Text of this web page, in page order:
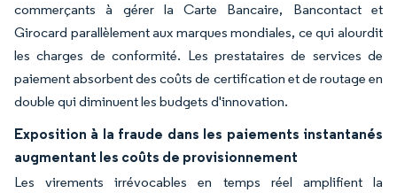
commerçants à gérer la Carte Bancaire, Bancontact et
Girocard parallèlement aux marques mondiales, ce qui alourdit
les charges de conformité. Les prestataires de services de
paiement absorbent des coûts de certification et de routage en
double qui diminuent les budgets d'innovation.
Exposition à la fraude dans les paiements instantanés
augmentant les coûts de provisionnement
Les virements irrévocables en temps réel amplifient la